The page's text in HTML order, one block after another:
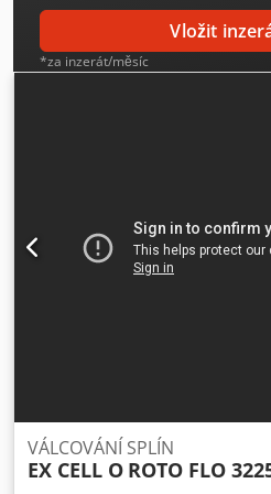
stroje pro řezání ozubených kol
mezitímního prodeje vyhrazena!
Vložit
*za inzerát/měsíc
VÁLCOVÁNÍ SPLÍN
EX CELL O ROTO FLO